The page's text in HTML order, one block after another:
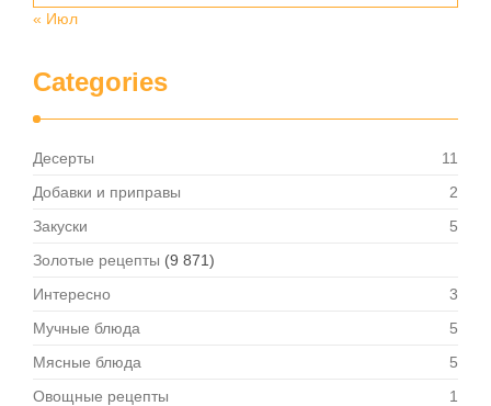
« Июл
Categories
Десерты
11
Добавки и приправы
2
Закуски
5
Золотые рецепты (9 871)
Интересно
3
Мучные блюда
5
Мясные блюда
5
Овощные рецепты
1